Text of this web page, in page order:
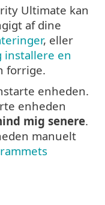
Ultimate kan
af dine
, eller
installere en
forrige.
enheden.
enheden
mig senere.
manuelt